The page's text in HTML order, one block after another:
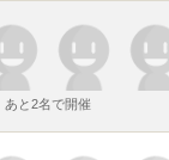
あと2名で開催